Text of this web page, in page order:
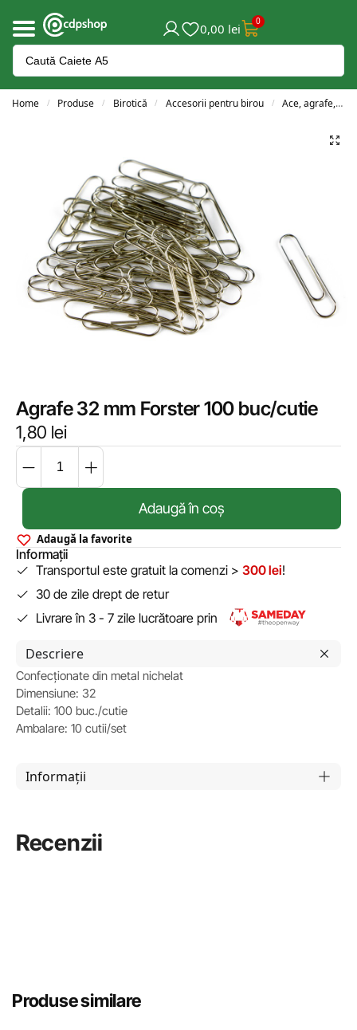
0,00 lei 0
Home / Produse / Birotică / Accesorii pentru birou / Ace, agrafe, clipsuri și pioneze
Agrafe 32 mm Forster 100 buc/cutie
1,80 lei
Adaugă în coș
Adaugă la favorite
Informații
Transportul este gratuit la comenzi > 300 lei!
30 de zile drept de retur
Livrare în 3 - 7 zile lucrătoare prin
Descriere
Confecționate din metal nichelat
Dimensiune: 32
Detalii: 100 buc./cutie
Ambalare: 10 cutii/set
Informații
Recenzii
Produse similare